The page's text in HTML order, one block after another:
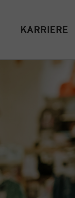
KARRIERE